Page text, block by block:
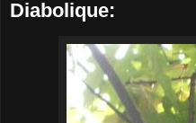
Diabolique: